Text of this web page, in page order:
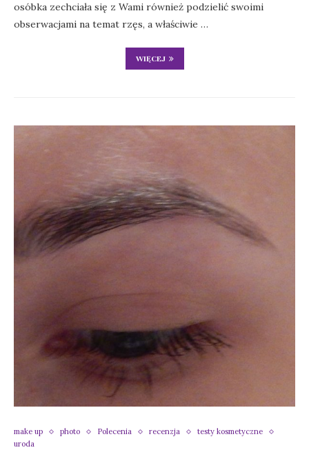
osóbka zechciała się z Wami również podzielić swoimi
obserwacjami na temat rzęs, a właściwie …
WIĘCEJ
make up photo Polecenia recenzja
testy kosmetyczne
uroda